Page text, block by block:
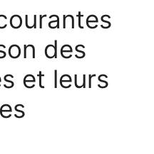
des
et leurs